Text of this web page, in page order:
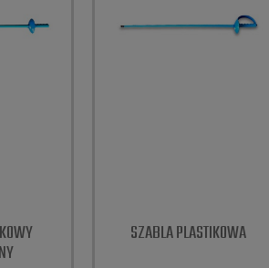
SZABLA PLASTIKOWA